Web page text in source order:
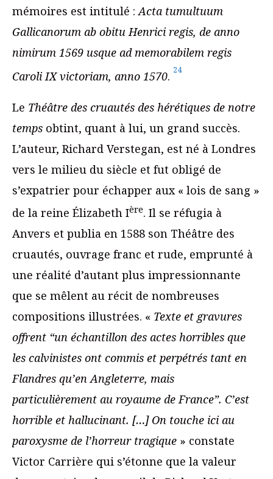
mémoires est intitulé :Acta tumultuum
Gallicanorum ab obitu Henrici regis, de anno
nimirum 1569 usque ad memorabilem regis
Caroli IX victoriam, anno 1570. 24
Le Théâtre des cruautés des hérétiques de notre
temps obtint, quant à lui, un grand succès.
L’auteur, Richard Verstegan, est né à Londres
vers le milieu du siècle et fut obligé de
s’expatrier pour échapper aux « lois de sang »
de la reine Élizabeth Ière. Il se réfugia à
Anvers et publia en 1588 son Théâtre des
cruautés, ouvrage franc et rude, emprunté à
une réalité d’autant plus impressionnante
que se mêlent au récit de nombreuses
compositions illustrées. « Texte et gravures
offrent “un échantillon des actes horribles que
les calvinistes ont commis et perpétrés tant en
Flandres qu’en Angleterre, mais
particulièrement au royaume de France”. C’est
horrible et hallucinant. […] On touche ici au
paroxysme de l’horreur tragique » constate
Victor Carrière qui s’étonne que la valeur